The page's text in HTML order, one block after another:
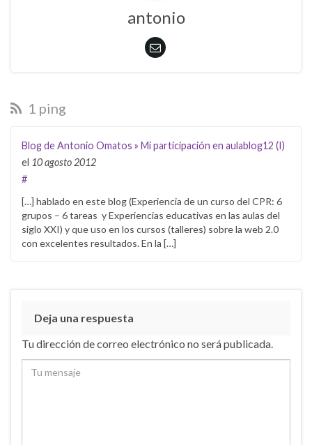
antonio
1 ping
Blog de Antonio Omatos » Mi participación en aulablog12 (I)
el 10 agosto 2012
#
[…] hablado en este blog (Experiencia de un curso del CPR: 6
grupos – 6 tareas y Experiencias educativas en las aulas del
siglo XXI) y que uso en los cursos (talleres) sobre la web 2.0
con excelentes resultados. En la […]
Deja una respuesta
Tu dirección de correo electrónico no será publicada.